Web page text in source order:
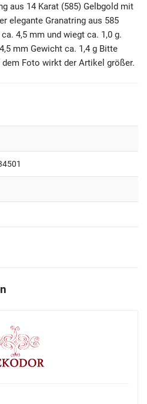
aus 14 Karat (585) Gelbgold mit
elegante Granatring aus 585
4,5 mm und wiegt ca. 1,0 g.
mm Gewicht ca. 1,4 g Bitte
Foto wirkt der Artikel größer.